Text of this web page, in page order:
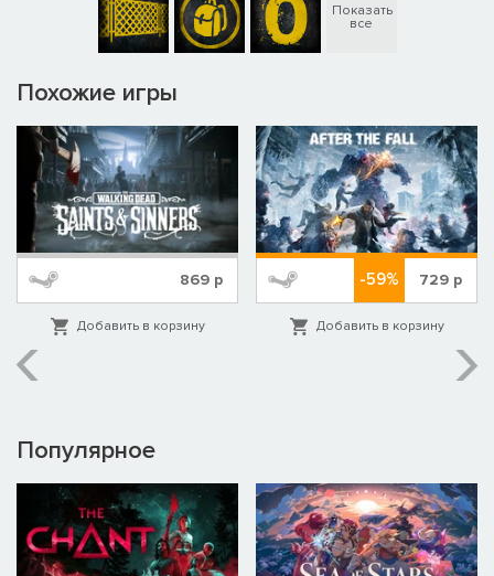
Показать
все
Похожие игры
869 р
Добавить в корзину
-59% 729 р
Добавить в корзину
Популярное